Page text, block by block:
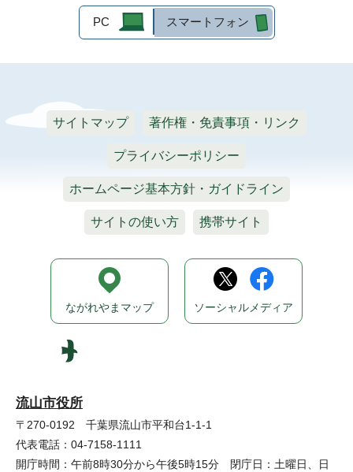
PC スマートフォン
サイトマップ 著作権・免責事項・リンク
プライバシーポリシー
ホームページ基本方針・ガイドライン
サイトの使い方 携帯サイト
流山市役所
〒270-0192 千葉県流山市平和台1-1-1
代表電話：04-7158-1111
開庁時間：午前8時30分から午後5時15分 閉庁日：土曜日、日
ながれやまマップ ソーシャルメディア